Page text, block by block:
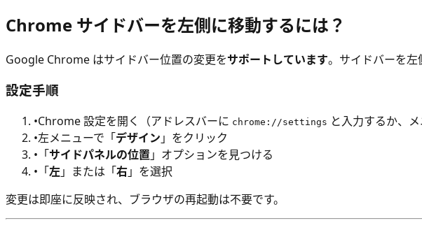
Chrome サイドバーを左側に移動するには？
Google Chrome はサイドバー位置の変更をサポートしています。サイドバーを左
設定手順
•Chrome 設定を開く（アドレスバーに chrome://settings と入力するか、
•左メニューで「デザイン 」をクリック
• 「サイドパネルの位置 」オプションを見つける
• 「左 」または「右」を選択
変更は即座に反映され、ブラウザの再起動は不要です。